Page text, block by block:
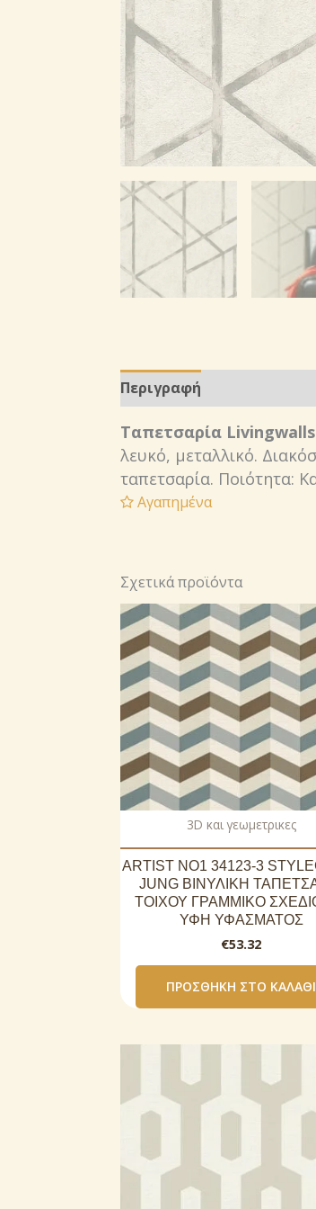
Περιγραφή
Ταπετσαρία Livingwalls
λευκό, μεταλλικό.
ταπετσαρία. Ποιότητα:
Αγαπημένα
Σχετικά προϊόντα
3D και γεωμετρικες
ARTIST NO1 34123-3
JUNG ΒΙΝΥΛΙΚΗ
ΤΟΙΧΟΥ ΓΡΑΜΜΙΚΟ
ΥΦΗ ΥΦΑΣΜΑΤΟΣ
€53.32
ΠΡΟΣΘΉΚΗ ΣΤΟ ΚΑΛΆΘΙ